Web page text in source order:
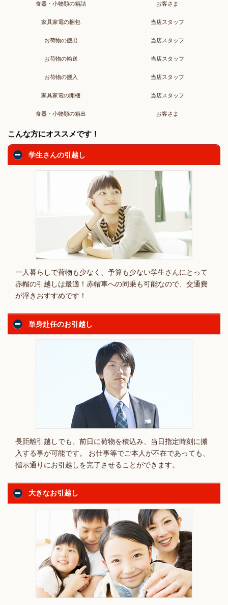
食器・小物類の箱詰 お客さま
家具家電の梱包 当店スタッフ
お荷物の搬出 当店スタッフ
お荷物の輸送 当店スタッフ
お荷物の搬入 当店スタッフ
家具家電の開梱 当店スタッフ
食器・小物類の箱出 お客さま
こんな方にオススメです！
学生さんの引越し
一人暮らしで荷物も少なく、予算も少ない学生さんにとって
赤帽の引越しは最適！赤帽車への同乗も可能なので、交通費
が浮きおすすめです！
単身赴任のお引越し
長距離引越しでも、前日に荷物を積込み、当日指定時刻に搬
入する事が可能です。 お仕事等でご本人が不在であっても、
指示通りにお引越しを完了させることができます。
大きなお引越し